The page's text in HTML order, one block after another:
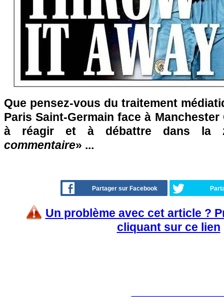
Que pensez-vous du traitement
Paris Saint-Germain face à
à réagir et à débattre dans la
commentaire» ...
Partager sur Facebook
Un problème avec cet article ?
cliquant sur ce lien